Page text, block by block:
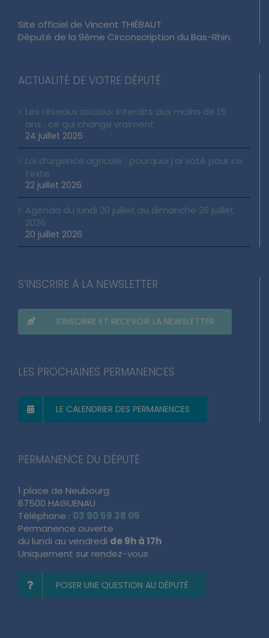
Site officiel de Vincent THIÉBAUT
Député de la 9ème Circonscription du Bas-Rhin.
ACTUALITÉ DE VOTRE DÉPUTÉ
ans : ce qui change vraiment
24 juillet 2026
texte
22 juillet 2026
2026
20 juillet 2026
S’INSCRIRE À LA NEWSLETTER
LES PROCHAINES PERMANENCES
PERMANENCE DU DÉPUTÉ
67500 HAGUENAU
Téléphone :03 90 59 38 05
Permanence ouverte
du lundi au vendredide 9h à 17h
Uniquement sur rendez-vous
POSER UNE QUESTION AU DÉPUTÉ